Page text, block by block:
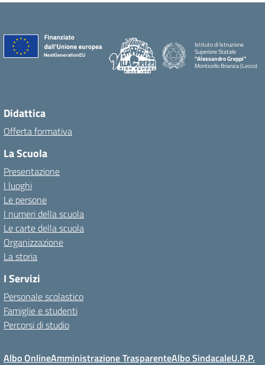
Istituto di Istruzione
Superiore Statale
"Alessandro Greppi"
Monticello Brianza (Lecco)
Didattica
Offerta formativa
La Scuola
Presentazione
I luoghi
Le persone
I numeri della scuola
Le carte della scuola
Organizzazione
La storia
I Servizi
Personale scolastico
Famiglie e studenti
Percorsi di studio
Albo OnlineAmministrazione TrasparenteAlbo SindacaleU.R.P.